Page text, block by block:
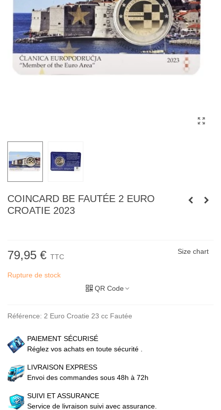
COINCARD BE FAUTÉE 2 EURO
CROATIE 2023
79,95 € TTC
Size chart
Rupture de stock
QR Code
Référence: 2 Euro Croatie 23 cc Fautée
PAIEMENT SÉCURISÉ
Réglez vos achats en toute sécurité .
LIVRAISON EXPRESS
Envoi des commandes sous 48h à 72h
SUIVI ET ASSURANCE
Service de livraison suivi avec assurance.